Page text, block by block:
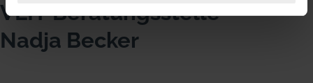
VLH-Beratungsstelle
Nadja Becker